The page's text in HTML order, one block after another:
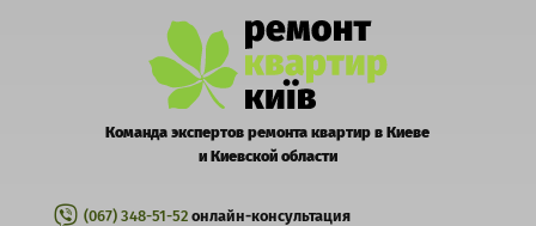
Команда экспертов ремонта квартир в Киеве
и Киевской области
(067) 348-51-52 онлайн-консультация